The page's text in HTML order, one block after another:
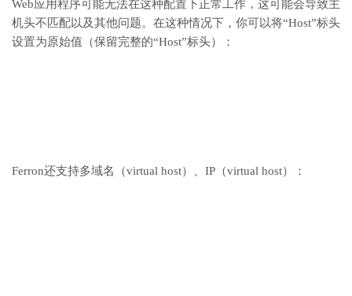
Web应用程序可能无法在这种配置下正常工作，这可能会导致主
机头不匹配以及其他问题。在这种情况下，你可以将“Host”标头
设置为原始值（保留完整的“Host”标头）：
Ferron还支持多域名（virtual host）、IP（virtual host）：